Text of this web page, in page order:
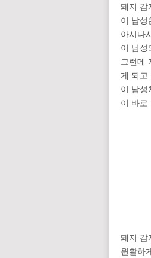
돼지 감
이 남성
아시다
이 남성
그런데
게 되고
이 남성
이 바로
돼지 감
원활하